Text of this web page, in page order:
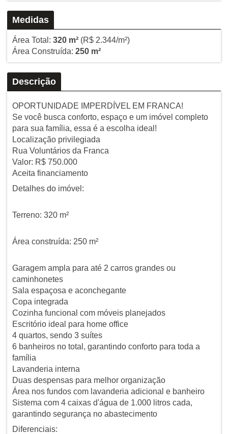
Medidas
Área Total: 320 m²(R$ 2.344/m²)
Área Construída: 250 m²
Descrição
OPORTUNIDADE IMPERDÍVEL EM FRANCA!
Se você busca conforto, espaço e um imóvel completo
para sua família, essa é a escolha ideal!
Localização privilegiada
Rua Voluntários da Franca
Valor: R$ 750.000
Aceita financiamento
Detalhes do imóvel:
Terreno: 320 m²
Área construída: 250 m²
Garagem ampla para até 2 carros grandes ou
caminhonetes
Sala espaçosa e aconchegante
Copa integrada
Cozinha funcional com móveis planejados
Escritório ideal para home office
4 quartos, sendo 3 suítes
6 banheiros no total, garantindo conforto para toda a
família
Lavanderia interna
Duas despensas para melhor organização
Área nos fundos com lavanderia adicional e banheiro
Sistema com 4 caixas d'água de 1.000 litros cada,
garantindo segurança no abastecimento
Diferenciais: